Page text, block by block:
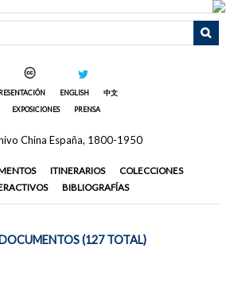
ENGLISH
中文
EXPOSICIONES
PRENSA
ITINERARIOS
COLECCIONES
BIBLIOGRAFÍAS
(127 TOTAL)